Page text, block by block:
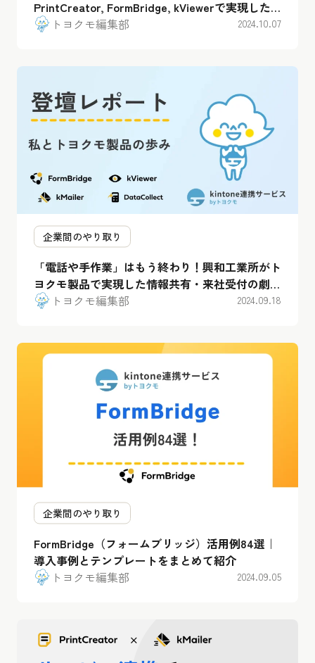
PrintCreator, FormBridge, kViewerで実現した
帳票自動作成＆顧客DX
トヨクモ編集部 2024.10.07
企業間のやり取り
「電話や手作業」はもう終わり！興和工業所がト
ヨクモ製品で実現した情報共有・来社受付の劇的
改善トヨクモ編集部 2024.09.18
企業間のやり取り
FormBridge（フォームブリッジ）活用例84選｜
導入事例とテンプレートをまとめて紹介
トヨクモ編集部
2024.09.05